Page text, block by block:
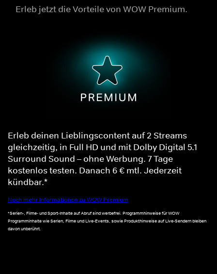
Erleb jetzt die Vorteile von WOW Premium.
Erleb deinen Lieblingscontent auf 2 Streams
gleichzeitig, in Full HD und mit Dolby Digital 5.1
Surround Sound – ohne Werbung. 7 Tage
kostenlos testen. Danach 6 € mtl. Jederzeit
kündbar.*
Noch mehr Informationen zu WOW Premium
*Serien-, Filme- und Sport-Inhalte auf Abruf sind werbefrei. Programmhinweise für WOW
Programminhalte wie Serien, Filme und Live-Events, sowie Produkthinweise auf Live-Sendern bleiben
davon unberührt.